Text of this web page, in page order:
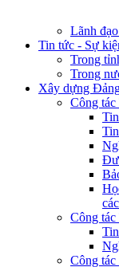
Lãnh
Tin tức - Sự
Trong
Trong
Xây dựng
Công tác
Công
Công